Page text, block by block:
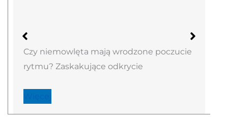
Czy niemowlęta mają wrodzone poczucie
rytmu? Zaskakujące odkrycie